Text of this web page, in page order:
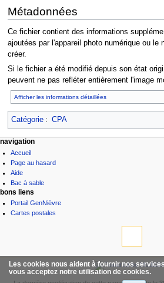
Métadonnées
Ce fichier contient des informations
ajoutées par l'appareil photo numérique ou le
créer.
Si le fichier a été modifié depuis son état
peuvent ne pas refléter entièrement l'image
Afficher les informations détaillées
Catégorie: CPA
Les cookies nous aident à fournir nos
vous acceptez notre utilisation de cookies.
navigation
Accueil
Page au hasard
Aide
Bac à sable
bons liens
Portail GenNièvre
Cartes postales